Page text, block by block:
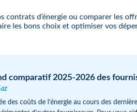
contrats d’énergie ou comparer les
les bons choix et optimiser vos
comparatif 2025-2026 des
des coûts de l’énergie au cours des